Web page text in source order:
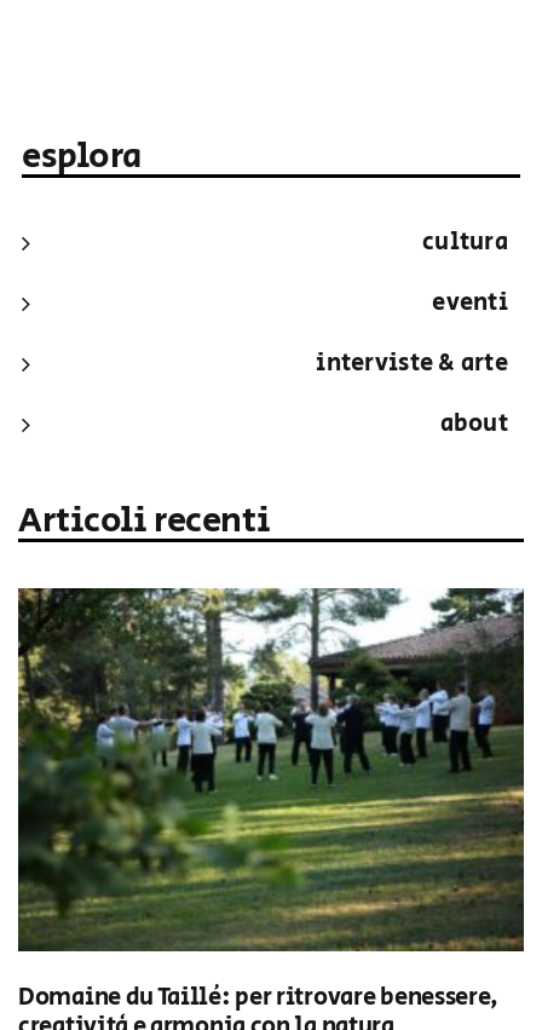
esplora
cultura
eventi
interviste & arte
about
Articoli recenti
Domaine du Taillé: per ritrovare benessere,